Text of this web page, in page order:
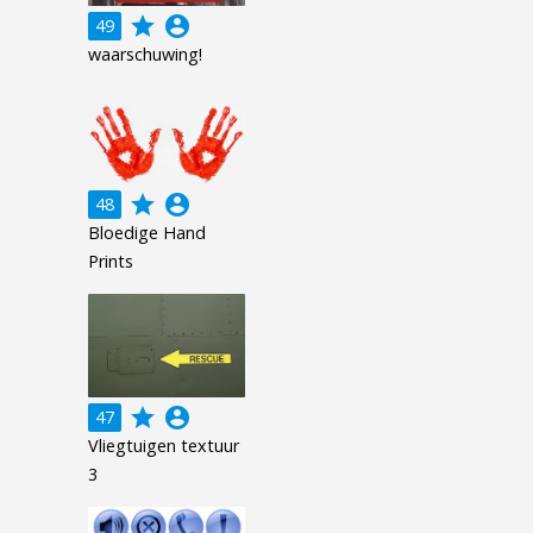
49 grade account_circle
waarschuwing!
48 grade account_circle
Bloedige Hand
Prints
47 grade account_circle
Vliegtuigen textuur
3